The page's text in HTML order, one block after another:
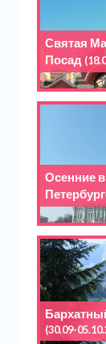
Святая
Посад
Осенние
(30.09-